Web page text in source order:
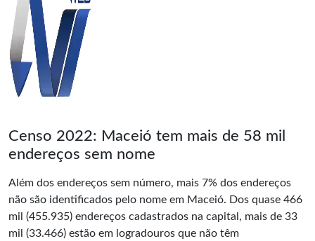
Censo 2022: Maceió tem mais de 58 mil
endereços sem nome
Além dos endereços sem número, mais 7% dos endereços
não são identificados pelo nome em Maceió. Dos quase 466
mil (455.935) endereços cadastrados na capital, mais de 33
mil (33.466) estão em logradouros que não têm